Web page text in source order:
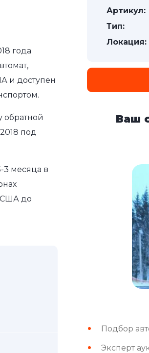
года
и доступен
обратной
под
3 месяца в
США до
Артикул:
Тип:
Локация:
Ваш
Подбор
Эксперт